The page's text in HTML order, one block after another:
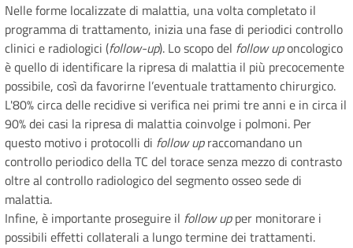
Nelle forme localizzate di malattia, una volta completato il
programma di trattamento, inizia una fase di periodici controllo
clinici e radiologici (follow-up). Lo scopo del follow uponcologico
è quello di identificare la ripresa di malattia il più precocemente
possibile, così da favorirne l’eventuale trattamento chirurgico.
L'80% circa delle recidive si verifica nei primi tre anni e in circa il
90% dei casi la ripresa di malattia coinvolge i polmoni. Per
questo motivo i protocolli di follow upraccomandano un
controllo periodico della TC del torace senza mezzo di contrasto
oltre al controllo radiologico del segmento osseo sede di
malattia.
Infine, è importante proseguire il follow upper monitorare i
possibili effetti collaterali a lungo termine dei trattamenti.